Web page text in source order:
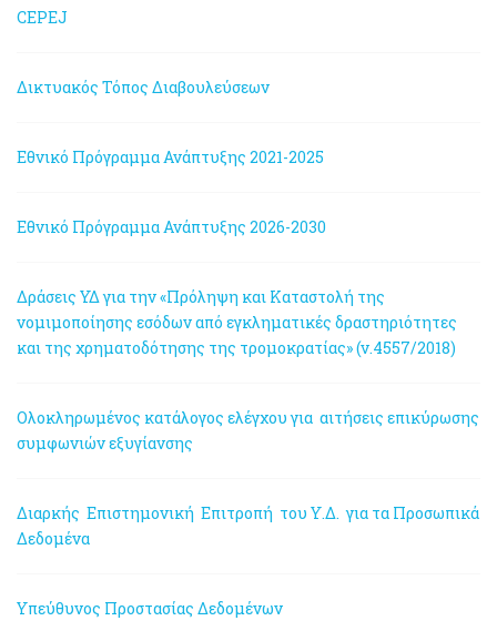
CEPEJ
Δικτυακός Τόπος Διαβουλεύσεων
Εθνικό Πρόγραμμα Ανάπτυξης 2021-2025
Εθνικό Πρόγραμμα Ανάπτυξης 2026-2030
Δράσεις ΥΔ για την «Πρόληψη και Καταστολή της
νομιμοποίησης εσόδων από εγκληματικές δραστηριότητες
και της χρηματοδότησης της τρομοκρατίας» (ν.4557/2018)
Ολοκληρωμένος κατάλογος ελέγχου για αιτήσεις επικύρωσης
συμφωνιών εξυγίανσης
Διαρκής Επιστημονική Επιτροπή του Υ.Δ. για τα Προσωπικά
Δεδομένα
Υπεύθυνος Προστασίας Δεδομένων